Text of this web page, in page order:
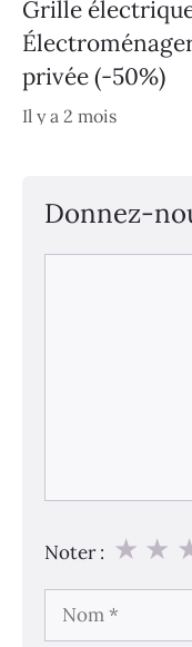
Grille
privée (-50%)
Il y a 2 mois
Donnez-
Noter : ★
★
Nom